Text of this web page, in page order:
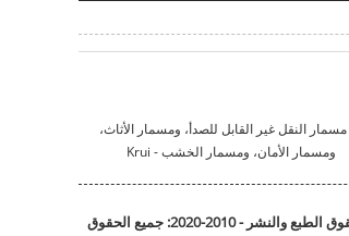
© حقوق الطبع والنشر - 2010-2020: جميع الحقوق